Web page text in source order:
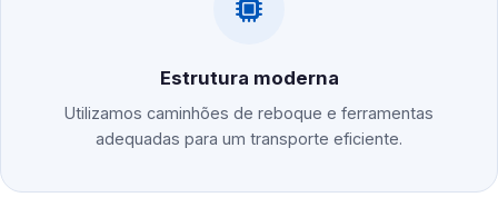
Estrutura moderna
Utilizamos caminhões de reboque e ferramentas
adequadas para um transporte eficiente.